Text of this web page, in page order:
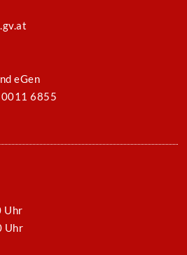
eGen
6855
Uhr
Uhr